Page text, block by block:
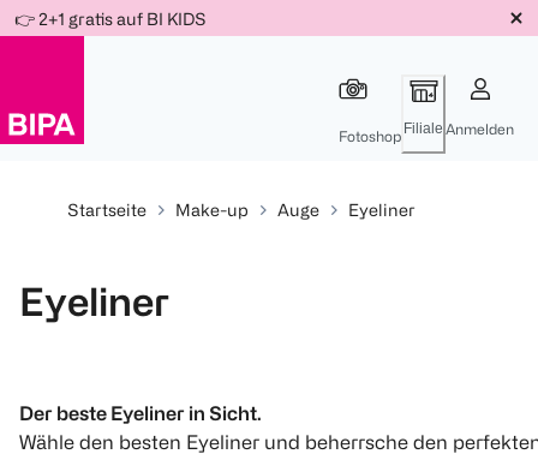
Für
Für
Für
Weiter
zum
👉 2+1 gratis auf BI KIDS
Fotoshop Filiale Anmelden
Startseite Make-up Auge Eyeliner
Eyeliner
Der beste Eyeliner in Sicht.
Wähle den besten Eyeliner und beherrsche den